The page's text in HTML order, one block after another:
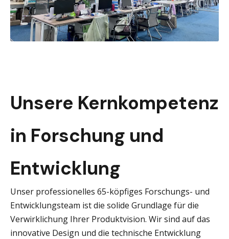
Unsere Kernkompetenz
in Forschung und
Entwicklung
Unser professionelles 65-köpfiges Forschungs- und
Entwicklungsteam ist die solide Grundlage für die
Verwirklichung Ihrer Produktvision. Wir sind auf das
innovative Design und die technische Entwicklung